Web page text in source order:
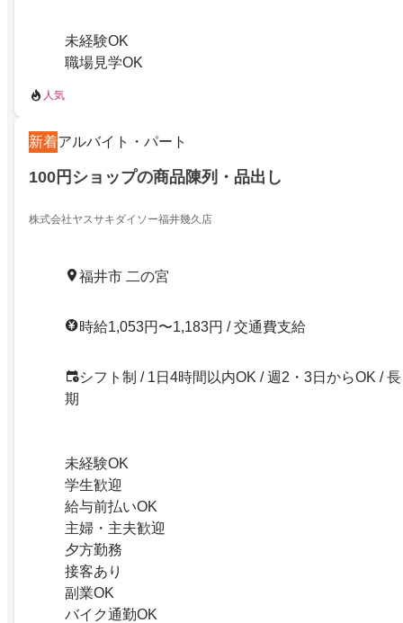
未経験OK
職場見学OK
人気
新着アルバイト・パート
100円ショップの商品陳列・品出し
株式会社ヤスサキダイソー福井幾久店
福井市 二の宮
時給1,053円〜1,183円 / 交通費支給
シフト制 / 1日4時間以内OK / 週2・3日からOK / 長
期
未経験OK
学生歓迎
給与前払いOK
主婦・主夫歓迎
夕方勤務
接客あり
副業OK
バイク通勤OK